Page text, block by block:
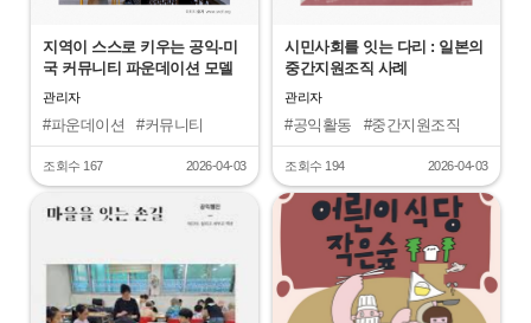
지역이 스스로 키우는 공익-미
국 커뮤니티 파운데이션 모델
관리자
#파운데이션
#커뮤니티
#미국
조회수 167 2026-04-03
시민사회를 잇는 다리 : 일본의
중간지원조직 사례
관리자
#공익활동
#중간지원조직
#시민사회
조회수 194 2026-04-03
" "